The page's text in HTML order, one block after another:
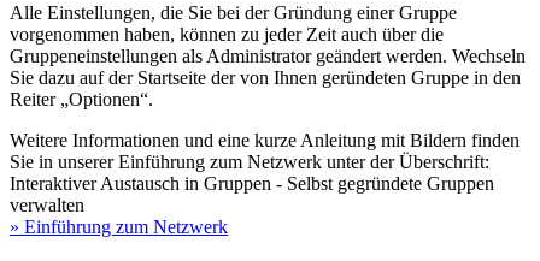
Alle Einstellungen, die Sie bei der Gründung einer Gruppe
vorgenommen haben, können zu jeder Zeit auch über die
Gruppeneinstellungen als Administrator geändert werden. Wechseln
Sie dazu auf der Startseite der von Ihnen geründeten Gruppe in den
Reiter „Optionen“.
Weitere Informationen und eine kurze Anleitung mit Bildern finden
Sie in unserer Einführung zum Netzwerk unter der Überschrift:
Interaktiver Austausch in Gruppen - Selbst gegründete Gruppen
verwalten
» Einführung zum Netzwerk